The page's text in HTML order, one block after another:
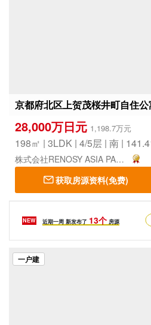
京都府北区上贺茂桜井町自住
28,000万日元 1,198.7万元
198㎡ | 3LDK | 4/5层 | 南 |
株式会社RENOSY ASIA PACIFIC
获取房源资料(免费)
NEW 近期一周新发布了 13个房源
一户建